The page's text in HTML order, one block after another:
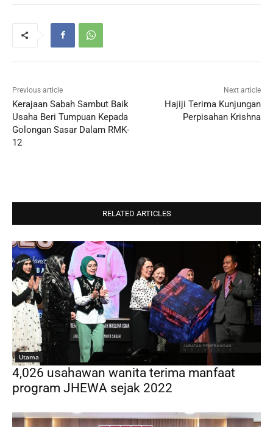
Previous article
Kerajaan Sabah Sambut Baik
Usaha Beri Tumpuan Kepada
Golongan Sasar Dalam RMK-
12
Next article
Hajiji Terima Kunjungan
Perpisahan Krishna
RELATED ARTICLES
Utama
4,026 usahawan wanita terima manfaat
program JHEWA sejak 2022